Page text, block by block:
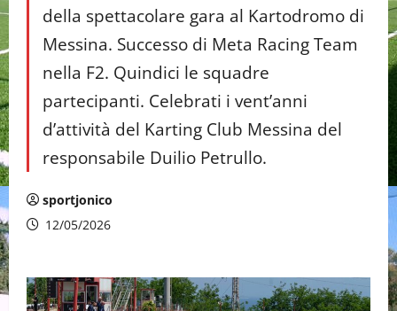
della spettacolare gara al Kartodromo di
Messina. Successo di Meta Racing Team
nella F2. Quindici le squadre
partecipanti. Celebrati i vent’anni
d’attività del Karting Club Messina del
responsabile Duilio Petrullo.
sportjonico
12/05/2026